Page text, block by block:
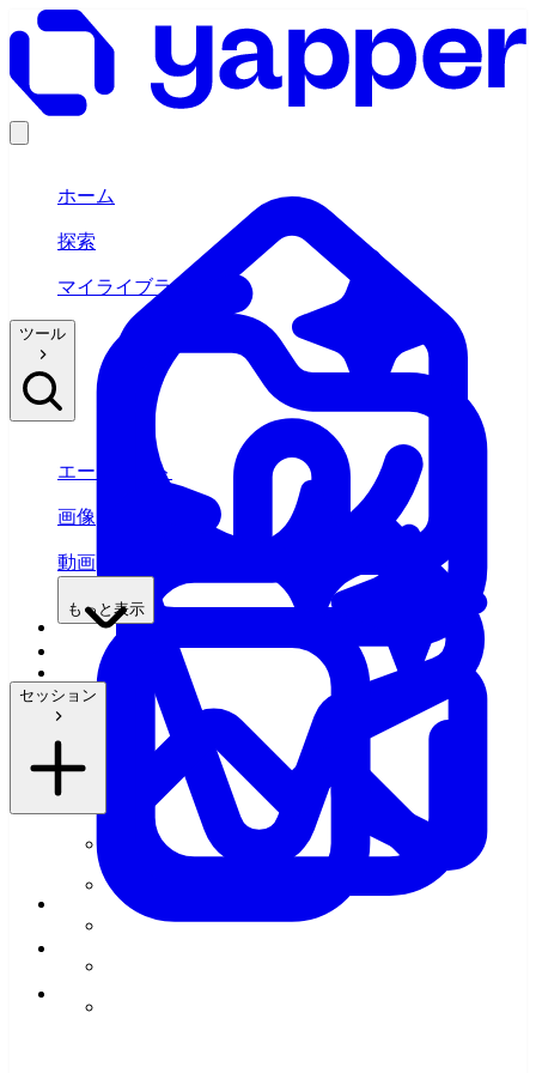
ホーム
探索
マイライブラリ
ツール
エージェント
画像
動画
もっと表示
セッション